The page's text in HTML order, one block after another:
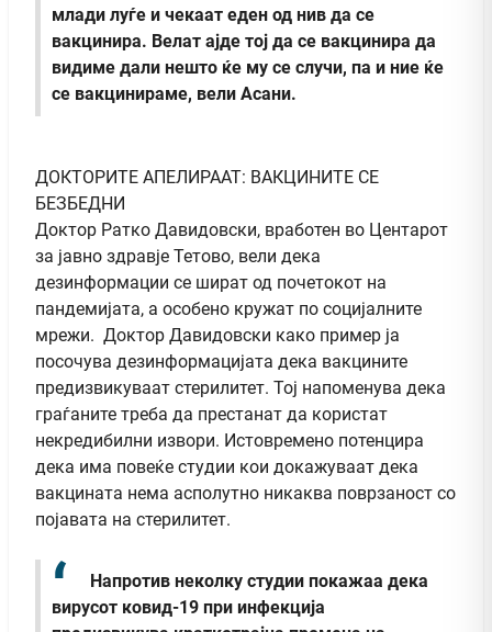
млади луѓе и чекаат еден од нив да се
вакцинира. Велат ајде тој да се вакцинира да
видиме дали нешто ќе му се случи, па и ние ќе
се вакцинираме, вели Асани.
ДОКТОРИТЕ АПЕЛИРААТ: ВАКЦИНИТЕ СЕ
БЕЗБЕДНИ
Доктор Ратко Давидовски, вработен во Центарот
за јавно здравје Тетово, вели дека
дезинформации се шират од почетокот на
пандемијата, а особено кружат по социјалните
мрежи. Доктор Давидовски како пример ја
посочува дезинформацијата дека вакцините
предизвикуваат стерилитет. Тој напоменува дека
граѓаните треба да престанат да користат
некредибилни извори. Истовремено потенцира
дека има повеќе студии кои докажуваат дека
вакцината нема асполутно никаква поврзаност со
појавата на стерилитет.
Напротив неколку студии покажаа дека
вирусот ковид-19 при инфекција